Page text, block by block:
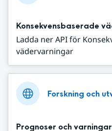
Konsekvensbaserade
Ladda ner API för
vädervarningar
Forskning och
Prognoser och varningar